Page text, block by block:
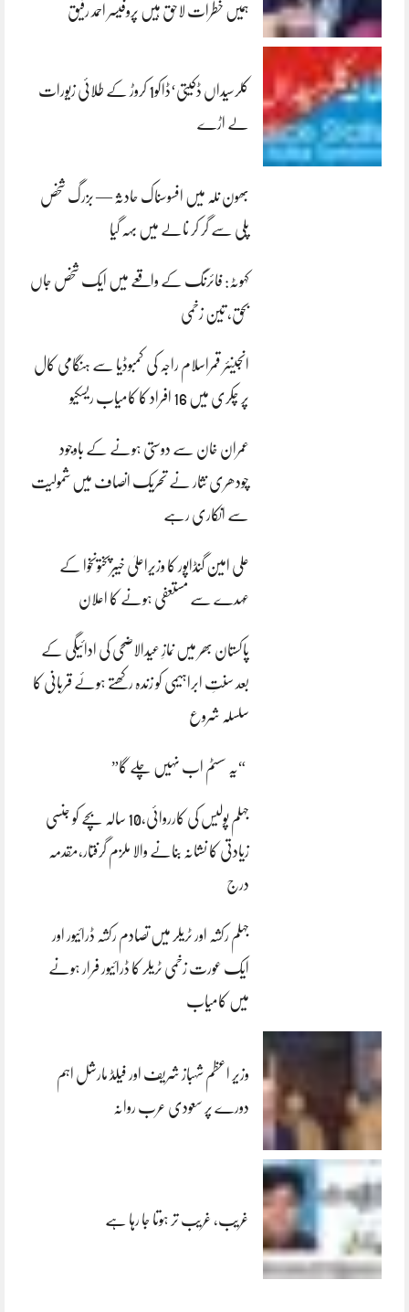
ہمیں خطرات لاحق ہیں پروفیسر احمد رفیق
کلرسیداں ڈکیتی‘ڈاکو1 کروڑ کے طلائی زیورات
لے اڑے
بھون نلہ میں افسوسناک حادثہ — بزرگ شخص
پلی سے گر کر نالے میں بہہ گیا
کہوٹہ: فائرنگ کے واقعے میں ایک شخص جاں
بحق، تین زخمی
انجینئر قمراسلام راجہ کی کمبوڈیا سے ہنگامی کال
پر چکری میں 16 افراد کا کامیاب ریسکیو
عمران خان سے دوستی ہونے کے باوجود
چودھری نثار نے تحریک انصاف میں شمولیت
سے انکاری رہے
علی امین گنڈاپور کا وزیراعلیٰ خیبرپختونخوا کے
عہدے سے مستعفی ہونے کا اعلان
پاکستان بھر میں نمازِ عیدالاضحی کی ادائیگی کے
بعد سنتِ ابراہیمی کو زندہ رکھتے ہوئے قربانی کا
سلسلہ شروع
“یہ سسٹم اب نہیں چلے گا”
جہلم پولیس کی کارروائی،10 سالہ بچے کو جنسی
زیادتی کا نشانہ بنانے والا ملزم گرفتار،مقدمہ
درج
جہلم رکشہ اور ٹریلر میں تصادم رکشہ ڈرائیور اور
ایک عورت زخمی ٹریلر کا ڈرائیور فرار ہونے
میں کامیاب
وزیر اعظم شہباز شریف اور فیلڈ مارشل اہم
دورے پر سعودی عرب روانہ
غریب، غریب تر ہوتا جا رہا ہے